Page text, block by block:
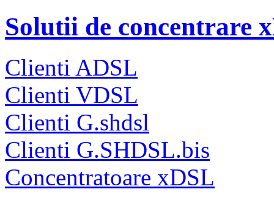
Solutii de concentrare
Clienti ADSL
Clienti VDSL
Clienti G.shdsl
Clienti G.SHDSL.bis
Concentratoare xDSL